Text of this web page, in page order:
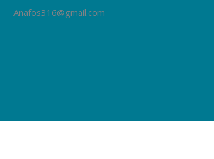
Anafos316@gmail.com